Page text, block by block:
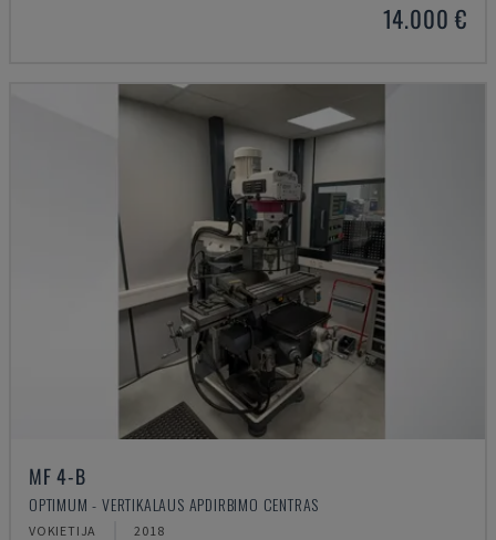
14.000 €
MF 4-B
OPTIMUM - VERTIKALAUS APDIRBIMO CENTRAS
VOKIETIJA 2018